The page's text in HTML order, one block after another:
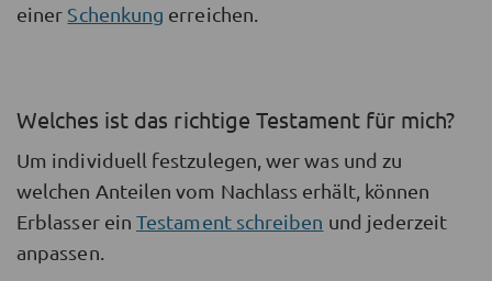
einer Schenkung erreichen.
Welches ist das richtige Testament für mich?
Um individuell festzulegen, wer was und zu
welchen Anteilen vom Nachlass erhält, können
Erblasser einTestament schreiben und jederzeit
anpassen.